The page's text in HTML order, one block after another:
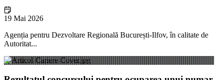
19 Mai 2026
Agenția pentru Dezvoltare Regională București-Ilfov, în calitate de
Autoritat...